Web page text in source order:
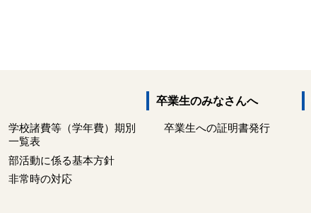
学校諸費等（学年費）期別
一覧表
部活動に係る基本方針
非常時の対応
卒業生のみなさんへ
卒業生への証明書発行